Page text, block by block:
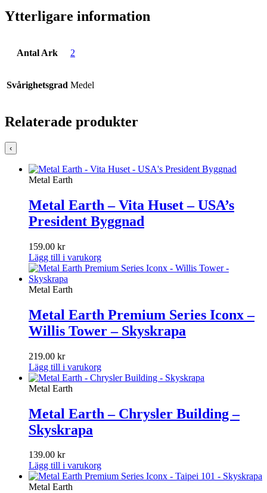
Ytterligare information
Antal Ark 2
Svårighetsgrad Medel
Relaterade produkter
‹
Metal Earth
Metal Earth – Vita Huset – USA’s
President Byggnad
159.00 kr
Lägg till i varukorg
Metal Earth
Metal Earth Premium Series Iconx –
Willis Tower – Skyskrapa
219.00 kr
Lägg till i varukorg
Metal Earth
Metal Earth – Chrysler Building –
Skyskrapa
139.00 kr
Lägg till i varukorg
Metal Earth